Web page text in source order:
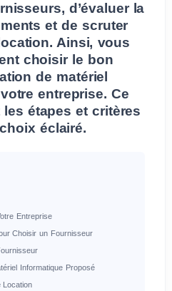
d’évaluer la
et de scruter
Ainsi, vous
choisir le bon
de matériel
entreprise. Ce
étapes et critères
éclairé.
Entreprise
Choisir un Fournisseur
Informatique Proposé
Location